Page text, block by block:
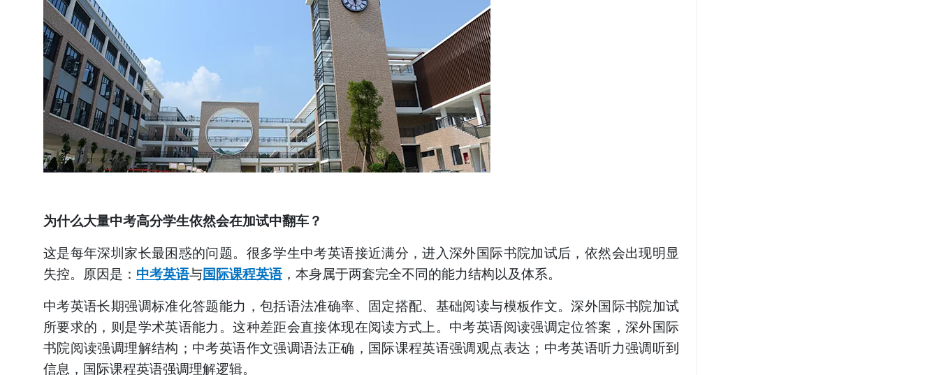
为什么大量中考高分学生依然会在加试中翻车？
这是每年深圳家长最困惑的问题。很多学生中考英语接近满分，进入深外国际书院加试后，依然会出现明显
失控。原因是： 中考英语与国际课程英语，本身属于两套完全不同的能力结构以及体系。
中考英语长期强调标准化答题能力，包括语法准确率、固定搭配、基础阅读与模板作文。深外国际书院加试
所要求的，则是学术英语能力。这种差距会直接体现在阅读方式上。中考英语阅读强调定位答案，深外国际
书院阅读强调理解结构；中考英语作文强调语法正确，国际课程英语强调观点表达；中考英语听力强调听到
信息，国际课程英语强调理解逻辑。